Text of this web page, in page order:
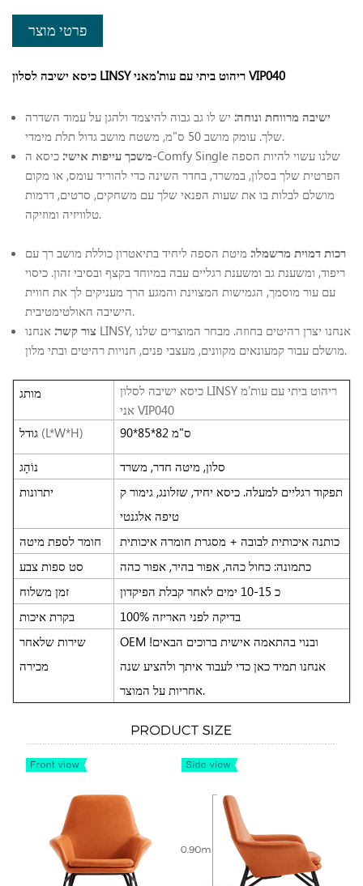
פרטי מוצר
כיסא ישיבה לסלון LINSY ריהוט ביתי עם עות'מאני VIP040
ישיבה מרווחת ונוחה: יש לו גב גבוה להיצמד ולהגן על עמוד השדרה
שלך. עומק מושב 50 ס"מ, משטח מושב גדול תלת מימדי.
משכך עייפות אישי: כיסא ה-Comfy Single שלנו עשוי להיות הספה
הפרטית שלך בסלון, במשרד, בחדר השינה כדי להוריד עומס, או מקום
מושלם לבלות בו את שעות הפנאי שלך עם משחקים, סרטים, דרמות
טלוויזיה ומוזיקה.
רכות דמוית מרשמלו: מיטת הספה ליחיד בתיאטרון כוללת מושב רך עם
ריפוד, ומשענת גב ומשענת רגליים עבה במיוחד בקצף ובסיבי זהון. כיסוי
עם עור מוסמך, הגמישות המצוינת והמגע הרך מעניקים לך את חווית
הישיבה האולטימטיבית.
צור קשר: אנחנו LINSY, אנחנו יצרן רהיטים בחוזה. מבחר המוצרים שלנו
מושלם עבור קמעונאים מקוונים, מעצבי פנים, חנויות רהיטים ובתי מלון.
מותג
כיסא ישיבה לסלון LINSY ריהוט ביתי עם עות'מ
אני VIP040
גודל (L*W*H) 90*85*82 ס"מ
נוֹהָג סלון, מיטהחדר, משרד
יתרונות
תפקוד רגליים למעלה. כיסא יחיד, שזלונג, גימור ק
טיפה אלגנטי
חומר לספת מיטה
כותנה איכותית לבובה + מסגרת חומרה איכותית
סט ספות צבע
כתמונה: כחול כהה, אפור בהיר, אפור כהה
זמן משלוח
כ 10-15 ימים לאחר קבלת הפיקדון
בקרת איכות
100% בדיקה לפני האריזה
שירות שלאחר
מכירה
OEM ובנוי בהתאמה אישית ברוכים הבאים!
אנחנו תמיד כאן כדי לעבוד איתך ולהציע שנה
אחריות על המוצר.